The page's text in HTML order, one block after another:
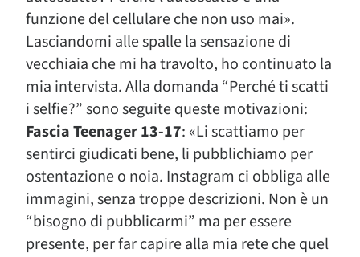
funzione del cellulare che non uso mai».
Lasciandomi alle spalle la sensazione di
vecchiaia che mi ha travolto, ho continuato la
mia intervista. Alla domanda “Perché ti scatti
i selfie?” sono seguite queste motivazioni:
Fascia Teenager 13-17: «Li scattiamo per
sentirci giudicati bene, li pubblichiamo per
ostentazione o noia. Instagram ci obbliga alle
immagini, senza troppe descrizioni. Non è un
“bisogno di pubblicarmi” ma per essere
presente, per far capire alla mia rete che quel